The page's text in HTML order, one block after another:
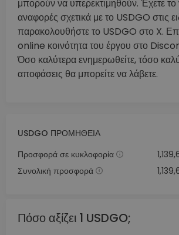
μπορούν να υπερεκτιμηθούν. Έχετε
αναφορές σχετικά με το USDGO στις
παρακολουθήστε το USDGO στο X.
online κοινότητα του έργου στο
Όσο καλύτερα ενημερωθείτε, τόσο
αποφάσεις θα μπορείτε να λάβετε.
USDGO ΠΡΟΜΉΘΕΙΑ
Προσφορά σε κυκλοφορία
Συνολική προσφορά
Πόσο αξίζει 1 USDGO;